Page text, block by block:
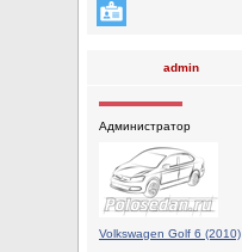
admin
Администратор
Volkswagen Golf 6 (2010)